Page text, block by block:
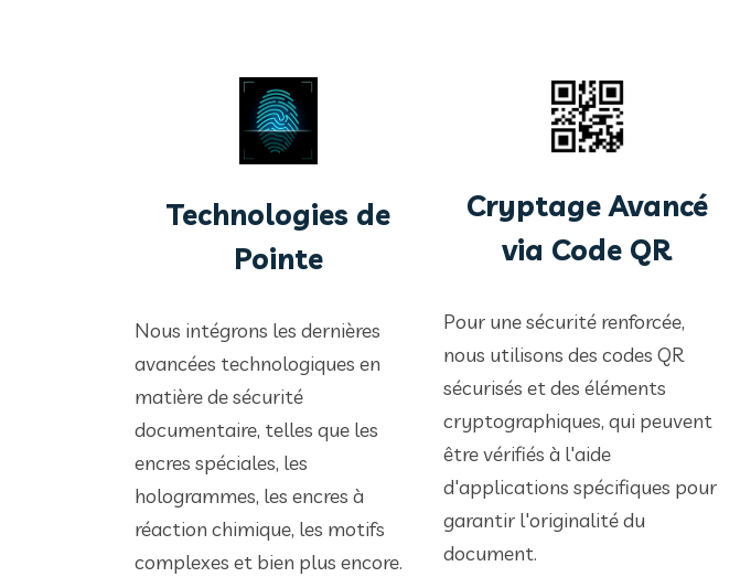
Technologies de
Pointe
Nous intégrons les dernières
avancées technologiques en
matière de sécurité
documentaire, telles que les
encres spéciales, les
hologrammes, les encres à
réaction chimique, les motifs
complexes et bien plus encore.
Cryptage Avancé
via Code QR
Pour une sécurité renforcée,
nous utilisons des codes QR
sécurisés et des éléments
cryptographiques, qui peuvent
être vérifiés à l'aide
d'applications spécifiques pour
garantir l'originalité du
document.